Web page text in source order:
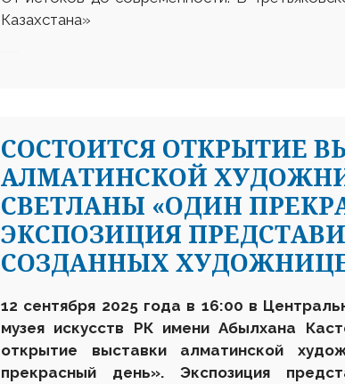
Казахстана»
СОСТОИТСЯ ОТКРЫТИЕ
АЛМАТИНСКОЙ
СВЕТЛАНЫ «ОДИН
ЭКСПОЗИЦИЯ
СОЗДАННЫХ
12 сентября 2025 года в 16:00 в
музея искусств РК имени Абылхана
открытие выставки алматинской
прекрасный день». Экспозиция